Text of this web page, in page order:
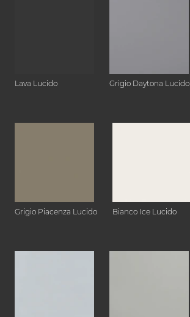
Lava Lucido Grigio Daytona Lucido
Grigio Piacenza Lucido Bianco Ice Lucido